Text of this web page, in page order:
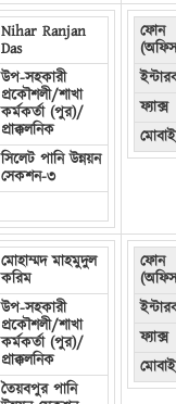
Nihar Ranjan
Das
উপ-সহকারী
প্রকৌশলী/শাখা
কর্মকর্তা (পুর)/
প্রাক্কলনিক
সিলেট পানি উন্নয়ন
সেকশন-৩
ফোন
ফ্যাক্স
মোহাম্মদ মাহমুদুল
করিম
উপ-সহকারী
প্রকৌশলী/শাখা
কর্মকর্তা (পুর)/
প্রাক্কলনিক
তৈয়বপুর পানি
ফোন
ফ্যাক্স